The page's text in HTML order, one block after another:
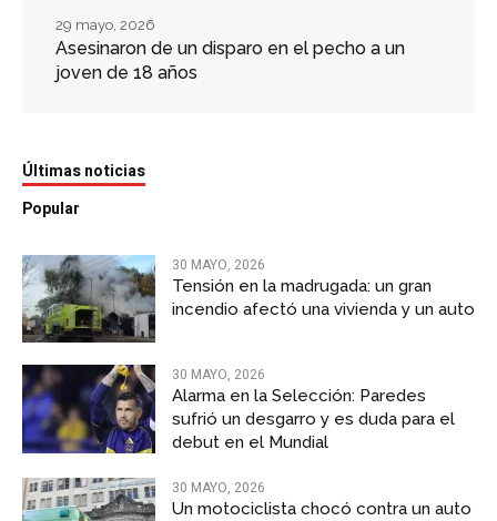
Asesinaron de un disparo en el pecho a un
joven de 18 años
29 mayo, 2026
Últimas noticias
Popular
30 MAYO, 2026
Tensión en la madrugada: un gran
incendio afectó una vivienda y un auto
30 MAYO, 2026
Alarma en la Selección: Paredes
sufrió un desgarro y es duda para el
debut en el Mundial
30 MAYO, 2026
Un motociclista chocó contra un auto